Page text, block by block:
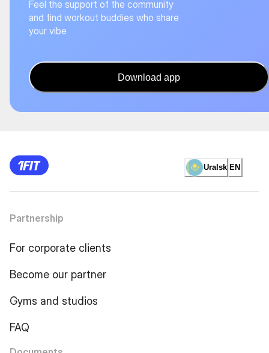
Feel the support of the community
and find workout buddies who share
your vibe
Download app
Uralsk EN
Partnership
For corporate clients
Become our partner
Gyms and studios
FAQ